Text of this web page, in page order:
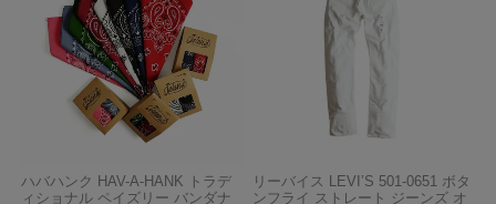
ハバハンク HAV-A-HANK トラデ
ィショナル ペイズリー バンダナ
リーバイス LEVI’S 501-0651 ボタ
ンフライ ストレート ジーンズ オ